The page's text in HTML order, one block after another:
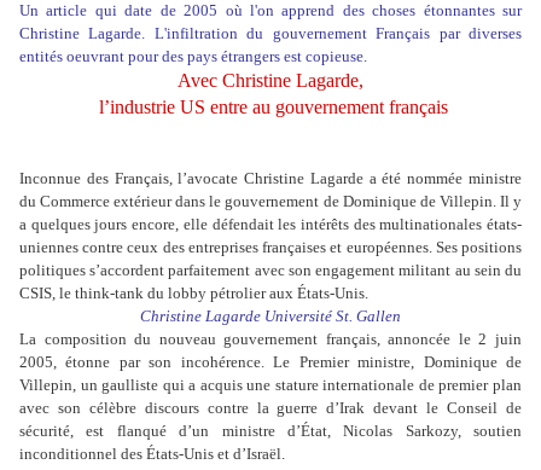
Un article qui date de 2005 où l'on apprend des choses étonnantes sur
Christine Lagarde. L'infiltration du gouvernement Français par diverses
entités oeuvrant pour des pays étrangers est copieuse.
Avec Christine Lagarde,
l’industrie US entre au gouvernement français
Inconnue des Français, l’avocate Christine Lagarde a été nommée ministre
du Commerce extérieur dans le gouvernement de Dominique de Villepin. Il y
a quelques jours encore, elle défendait les intérêts des multinationales états-
uniennes contre ceux des entreprises françaises et européennes. Ses positions
politiques s’accordent parfaitement avec son engagement militant au sein du
CSIS, le think-tank du lobby pétrolier aux États-Unis.
Christine Lagarde Université St. Gallen
La composition du nouveau gouvernement français, annoncée le 2 juin
2005, étonne par son incohérence. Le Premier ministre, Dominique de
Villepin, un gaulliste qui a acquis une stature internationale de premier plan
avec son célèbre discours contre la guerre d’Irak devant le Conseil de
sécurité, est flanqué d’un ministre d’État, Nicolas Sarkozy, soutien
inconditionnel des États-Unis et d’Israël.